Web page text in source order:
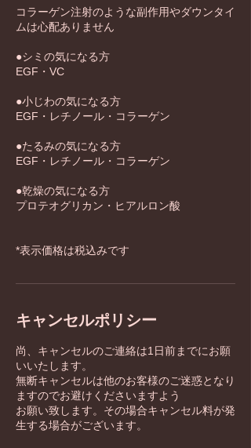
コラーゲン注射のような副作用やダウンタイ
ムは心配ありません
●シミの気になる方
EGF・VC
●小じわの気になる方
EGF・レチノール・コラーゲン
●たるみの気になる方
EGF・レチノール・コラーゲン
●乾燥の気になる方
プロテオグリカン・ヒアルロン酸
*表示価格は税込みです
キャンセルポリシー
尚、キャンセルのご連絡は1日前までにお願
いいたします。
無断キャンセルは他のお客様のご迷惑となり
ますのでお避けくださいますよう
お願い致します。その場合キャンセル料が発
生する場合がございます。